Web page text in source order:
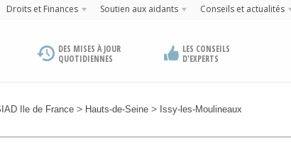
Droits et Finances Soutien aux aidants Conseils et actualités
DES MISES À JOUR
QUOTIDIENNES
LES CONSEILS
D'EXPERTS
Ile de France > Hauts-de-Seine > Issy-les-Moulineaux